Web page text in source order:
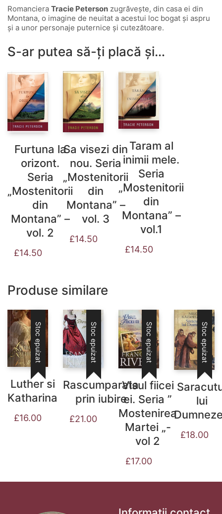
Romanciera Tracie Peterson zugrăvește, din casa ei din
Montana, o imagine de neuitat a acestui loc bogat și aspru
și a unor personaje puternice și cutezătoare.
S-ar putea să-ți placă și…
Furtuna la
orizont.
Seria
„Mostenitorii
din
Montana” –
vol. 2
£14.50
Sa visezi din
nou. Seria
„Mostenitorii
din
Montana” –
vol. 3
£14.50
Taram al
inimii mele.
Seria
„Mostenitorii
din
Montana” –
vol.1
£14.50
Produse similare
Stoc epuizat
Luther si
Katharina
£16.00
Stoc epuizat
Rascumparata
prin iubire
£21.00
Stoc epuizat
Visul fiicei
ei. Seria ”
Mostenirea
Martei „-
vol 2
£17.00
Stoc epuizat
lui
£18.00